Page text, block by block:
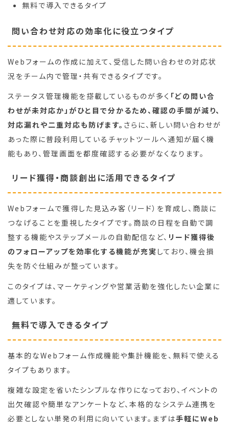
無料で導入できるタイプ
問い合わせ対応の効率化に役立つタイプ
Webフォームの作成に加えて、受信した問い合わせの対応状
況をチーム内で管理・共有できるタイプです。
ステータス管理機能を搭載しているものが多く 「どの問い合
わせが未対応か」がひと目で分かるため、確認の手間が減り、
対応漏れや二重対応も防げます。 さらに、新しい問い合わせが
あった際に普段利用しているチャットツールへ通知が届く機
能もあり、管理画面を都度確認する必要がなくなります。
リード獲得・商談創出に活用できるタイプ
Webフォームで獲得した見込み客（リード）を育成し、商談に
つなげることを重視したタイプです。商談の日程を自動で調
整する機能やステップメールの自動配信など、 リード獲得後
のフォローアップを効率化する機能が充実 しており、機会損
失を防ぐ仕組みが整っています。
このタイプは、マーケティングや営業活動を強化したい企業に
適しています。
無料で導入できるタイプ
基本的なWebフォーム作成機能や集計機能を、無料で使える
タイプもあります。
複雑な設定を省いたシンプルな作りになっており、イベントの
出欠確認や簡単なアンケートなど、本格的なシステム連携を
必要としない単発の利用に向いています。まずは手軽にWeb